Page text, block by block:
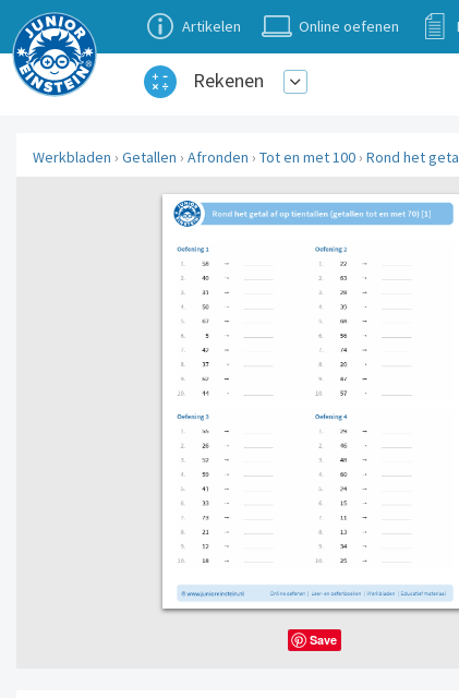
Artikelen Online oefenen
Rekenen
Werkbladen › Getallen › Afronden › Tot en met 100 › Rond het
Save